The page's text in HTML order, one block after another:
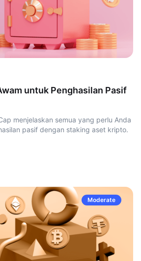
untuk Penghasilan Pasif
menjelaskan semua yang perlu Anda
pasif dengan staking aset kripto.
Moderate